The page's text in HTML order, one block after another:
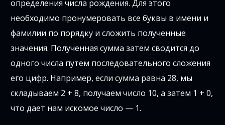
определения числа рождения. Для этого
необходимо пронумеровать все буквы в имени и
фамилии по порядку и сложить полученные
значения. Полученная сумма затем сводится до
одного числа путем последовательного сложения
его цифр. Например, если сумма равна 28, мы
складываем 2 + 8, получаем число 10, а затем 1 + 0,
что дает нам искомое число — 1.